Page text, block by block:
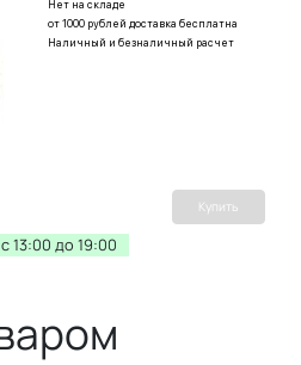
Нет на складе
от 1000 рублей доставка бесплатна
Наличный и безналичный расчет
Купить
13:00 до 19:00